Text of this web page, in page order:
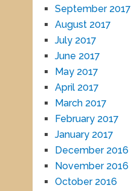
September 2017
August 2017
July 2017
June 2017
May 2017
April 2017
March 2017
February 2017
January 2017
December 2016
November 2016
October 2016